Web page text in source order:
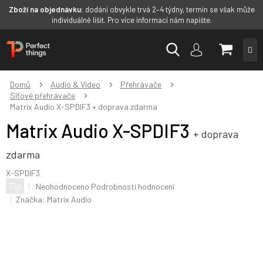
Zboží na objednávku: dodání obvykle trvá 2–4 týdny, termín se však může
individuálně lišit. Pro více informací nám napište.
na
obsah
KOŠÍK
Domů Audio & Video
Přehrávače
Síťové přehrávače
Matrix Audio X-SPDIF3 + doprava zdarma
Matrix Audio X-SPDIF3 + doprava
zdarma
X-SPDIF3
Tip
Průměrné
hodnocení
Neohodnoceno Podrobnosti hodnocení
Značka: Matrix Audio